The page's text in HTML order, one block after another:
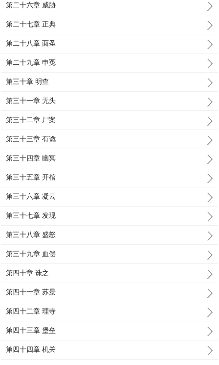
第二十六章 威胁
第二十七章 正典
第二十八章 面圣
第二十九章 申冤
第三十章 明查
第三十一章 无头
第三十二章 尸案
第三十三章 有诡
第三十四章 幽冥
第三十五章 开棺
第三十六章 凝云
第三十七章 发现
第三十八章 盛怒
第三十九章 血偿
第四十章 诛之
第四十一章 苏景
第四十二章 理寺
第四十三章 堡垒
第四十四章 机关